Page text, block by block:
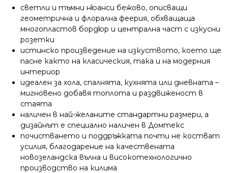
светли и тъмни нюанси бежово, описващи
геометрична и флорална феерия, обхващаща
многопластов бордюр и централна част с изкусни
розетки
истинско произведение на изкуството, което ще
пасне както на класическия, така и на модерния
интериор
идеален за хола, спалнята, кухнята или дневната –
мигновено добавя топлота и раздвиженост в
стаята
наличен в най-желаните стандартни размери, а
дизайнът е специално наличен в Домтекс
почистването и поддръжката почти не костват
усилия, благодарение на качествената
новозеландска вълна и високотехнологично
производство на килима